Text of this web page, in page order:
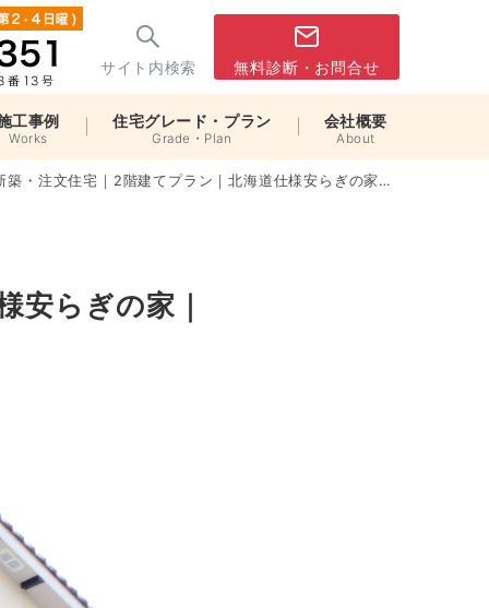
サイト内検索 無料診断・お問合せ
工事例
Works
住宅グレード・プラン
Grade・Plan
会社概要
About
・注文住宅｜2階建てプラン｜北海道仕様安らぎの家｜髙橋俊昭様邸
安らぎの家｜